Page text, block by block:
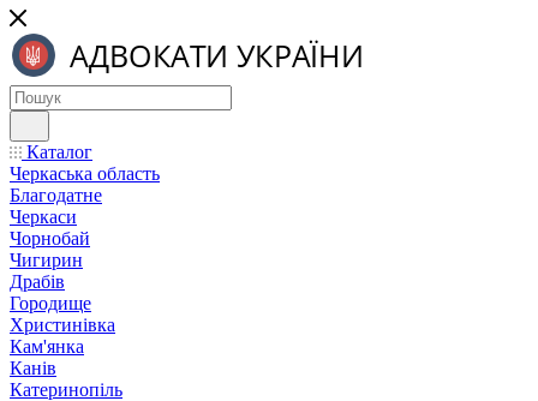
Каталог
Черкаська область
Благодатне
Черкаси
Чорнобай
Чигирин
Драбів
Городище
Христинівка
Кам'янка
Канів
Катеринопіль